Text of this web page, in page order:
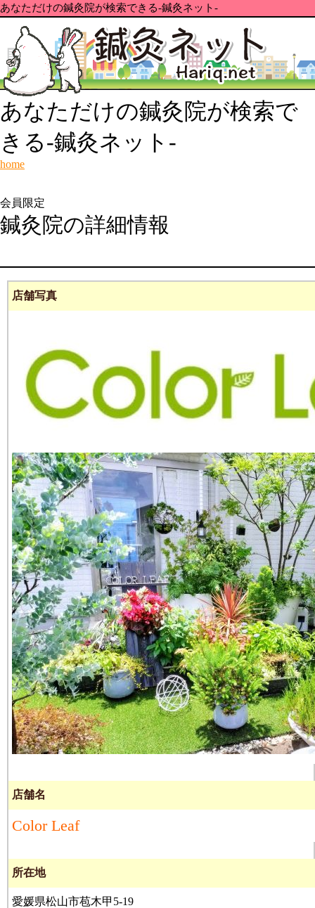
あなただけの鍼灸院が検索できる-鍼灸ネット-
あなただけの鍼灸院が検索で
きる-鍼灸ネット-
home
会員限定
鍼灸院の詳細情報
店舗写真
店舗名
Color Leaf
所在地
愛媛県松山市苞木甲5-19